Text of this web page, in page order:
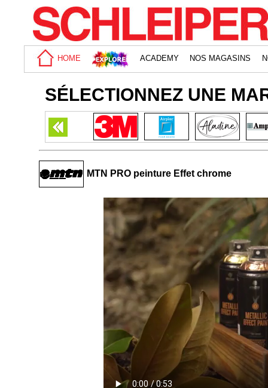
HOME ACADEMY NOS MAGASINS
SÉLECTIONNEZ UNE
MTN PRO peinture Effet chrome